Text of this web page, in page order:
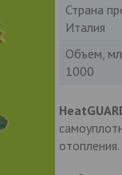
Страна
Италия
Объем, мл
1000
отопления.